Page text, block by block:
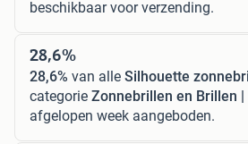
beschikbaar voor verzending.
28,6%
28,6% van alle Silhouette
categorie Zonnebrillen en Brillen |
afgelopen week aangeboden.